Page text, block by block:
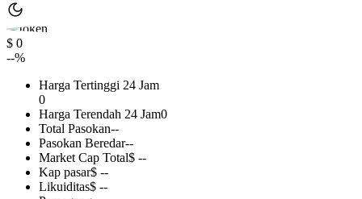
$ 0
--%
Harga Tertinggi 24 Jam
0
Harga Terendah 24 Jam0
Total Pasokan--
Pasokan Beredar--
Market Cap Total$ --
Kap pasar$ --
Likuiditas$ --